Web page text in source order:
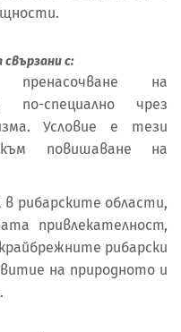
с:
пренасочване на
по-специално чрез
Условие е тези
повишаване на
рибарските области,
привлекателност,
рибарски
на природното и